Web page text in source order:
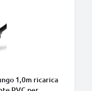
1,0m ricarica